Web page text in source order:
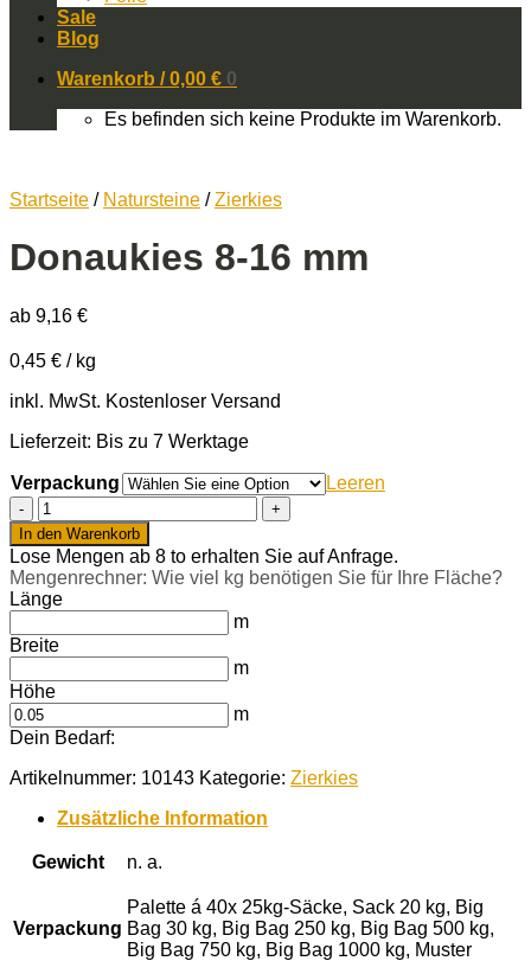
Sale
Blog
Warenkorb /0,00 € 0
Es befinden sich keine Produkte im Warenkorb.
Startseite / Natursteine / Zierkies
Donaukies 8-16 mm
ab 9,16 €
0,45 € / kg
inkl. MwSt. Kostenloser Versand
Lieferzeit: Bis zu 7 Werktage
Verpackung
Leeren
Donaukies
8-
16
mm
Menge
In den Warenkorb
Lose Mengen ab 8 to erhalten Sie auf Anfrage.
Mengenrechner: Wie viel kg benötigen Sie für Ihre Fläche?
Länge
m
Breite
m
Höhe
m
Dein Bedarf:
Artikelnummer: 10143 Kategorie: Zierkies
Zusätzliche Information
Gewicht n. a.
Verpackung
Palette á 40x 25kg-Säcke, Sack 20 kg, Big
Bag 30 kg, Big Bag 250 kg, Big Bag 500 kg,
Big Bag 750 kg, Big Bag 1000 kg, Muster